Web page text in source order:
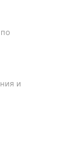
и